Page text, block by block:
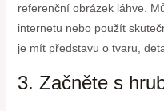
referenční obrázek láhve.
internetu nebo použít
je mít představu o tvaru,
3. Začněte s